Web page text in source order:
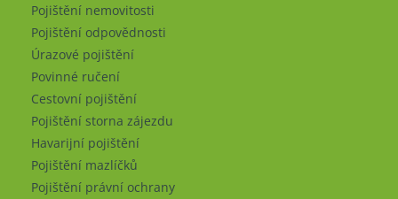
Pojištění nemovitosti
Pojištění odpovědnosti
Úrazové pojištění
Povinné ručení
Cestovní pojištění
Pojištění storna zájezdu
Havarijní pojištění
Pojištění mazlíčků
Pojištění právní ochrany